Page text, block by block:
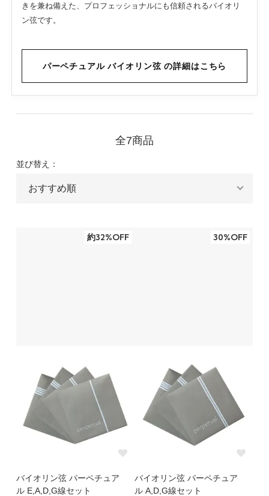
きを兼ね備えた、プロフェッショナルにも信頼されるバイオリ
ン弦です。
パーペチュアル バイオリン弦 の詳細はこちら
全7商品
並び替え：
約32%OFF
バイオリン弦 パーペチュア
ル E,A,D,G線セット
30%OFF
バイオリン弦 パーペチュア
ル A,D,G線セット